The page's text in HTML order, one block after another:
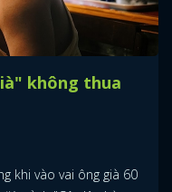
không thua
khi vào vai ông già 60